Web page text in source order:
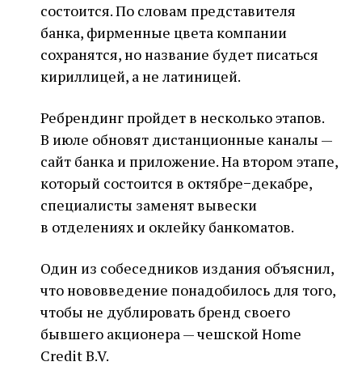
состоится. По словам представителя
банка, фирменные цвета компании
сохранятся, но название будет писаться
кириллицей, а не латиницей.
Ребрендинг пройдет в несколько этапов.
В июле обновят дистанционные каналы —
сайт банка и приложение. На втором этапе,
который состоится в октябре−декабре,
специалисты заменят вывески
в отделениях и оклейку банкоматов.
Один из собеседников издания объяснил,
что нововведение понадобилось для того,
чтобы не дублировать бренд своего
бывшего акционера — чешской Home
Credit B.V.